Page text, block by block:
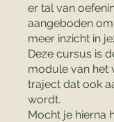
er tal van
aangeboden
meer inzicht in
Deze cursus is
module van het
traject dat ook
wordt.
Mocht je hierna